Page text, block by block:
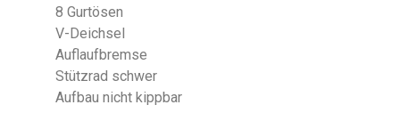
8 Gurtösen
V-Deichsel
Auflaufbremse
Stützrad schwer
Aufbau nicht kippbar